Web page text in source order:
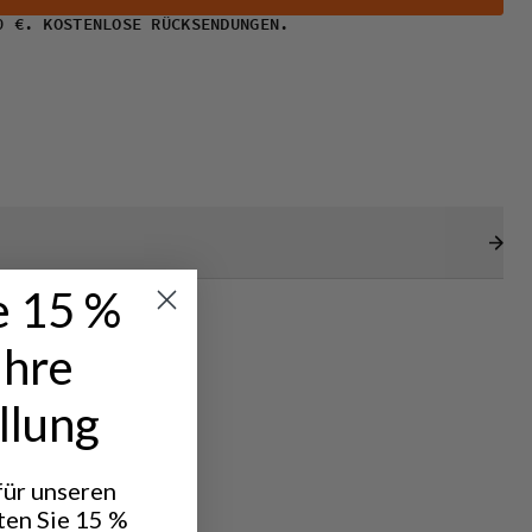
€. KOSTENLOSE RÜCKSENDUNGEN.
15 %
unseren
Sie 15 %